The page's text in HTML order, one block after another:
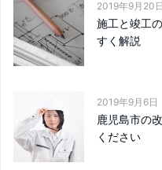
2019年9月20日
施工と竣工
すく解説
2019年9月6日
鹿児島市の
ください